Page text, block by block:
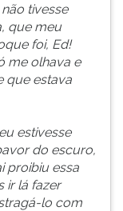
tivesse
que meu
foi, Ed!
me olhava e
que estava
estivesse
do escuro,
proibiu essa
ir lá fazer
lo com